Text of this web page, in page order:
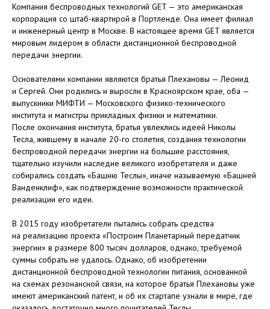
Компания беспроводных технологий GET — это американская
корпорация со штаб-квартирой в Портленде. Она имеет филиал
и инженерный центр в Москве. В настоящее время GET является
мировым лидером в области дистанционной беспроводной
передачи энергии.
Основателями компании являются братья Плехановы — Леонид
и Сергей. Они родились и выросли в Красноярском крае, оба —
выпускники МИФТИ — Московского физико-технического
института и магистры прикладных физики и математики.
После окончания института, братья увлеклись идеей Николы
Тесла, жившему в начале 20-го столетия, создания технологии
беспроводной передачи энергии на большие расстояния,
тщательно изучили наследие великого изобретателя и даже
собирались создать «Башню Теслы», иначе называемую «Башней
Ванденклиф», как подтверждение возможности практической
реализации его идеи.
В 2015 году изобретатели пытались собрать средства
на реализацию проекта «Построим Планетарный передатчик
энергии» в размере 800 тысяч долларов, однако, требуемой
суммы собрать не удалось. Однако, об изобретении
дистанционной беспроводной технологии питания, основанной
на схемах резонансной связи, на которое братья Плехановы уже
имеют американский патент, и об их стартапе узнали в мире, где